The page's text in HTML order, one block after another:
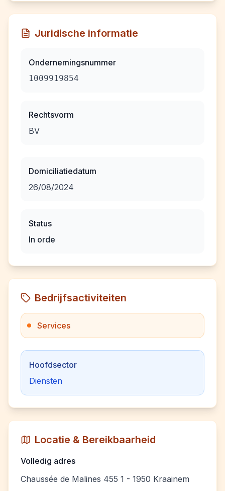
Juridische informatie
Ondernemingsnummer
1009919854
Rechtsvorm
BV
Domiciliatiedatum
26/08/2024
Status
In orde
Bedrijfsactiviteiten
Services
Hoofdsector
Diensten
Locatie & Bereikbaarheid
Volledig adres
Chaussée de Malines 455 1 - 1950 Kraainem